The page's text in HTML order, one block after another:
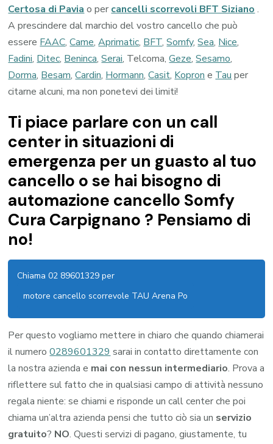
Certosa di Pavia o per cancelli scorrevoli BFT Siziano .
A prescindere dal marchio del vostro cancello che può
essere FAAC,Came,Aprimatic, BFT,Somfy,Sea, Nice,
Fadini, Ditec, Beninca,Serai, Telcoma,Geze,Sesamo,
Dorma, Besam,Cardin, Hormann,Casit, Kopron e Tau per
citarne alcuni, ma non ponetevi dei limiti!
Ti piace parlare con un call
center in situazioni di
emergenza per un guasto al tuo
cancello o se hai bisogno di
automazione cancello Somfy
Cura Carpignano ? Pensiamo di
no!
Chiama 02 89601329 per
motore cancello scorrevole TAU Arena Po
Per questo vogliamo mettere in chiaro che quando chiamerai
il numero0289601329sarai in contatto direttamente con
la nostra azienda e mai con nessun intermediario. Prova a
riflettere sul fatto che in qualsiasi campo di attività nessuno
regala niente: se chiami e risponde un call center che poi
chiama un’altra azienda pensi che tutto ciò sia un servizio
gratuito? NO. Questi servizi di pagano, giustamente, tu